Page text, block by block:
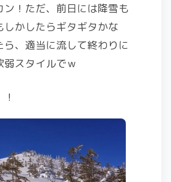
ン！ただ、前日には降雪も
しかしたらギタギタかな
ら、適当に流して終わりに
弱スタイルでｗ